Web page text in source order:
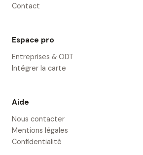
Contact
Espace pro
Entreprises & ODT
Intégrer la carte
Aide
Nous contacter
Mentions légales
Confidentialité